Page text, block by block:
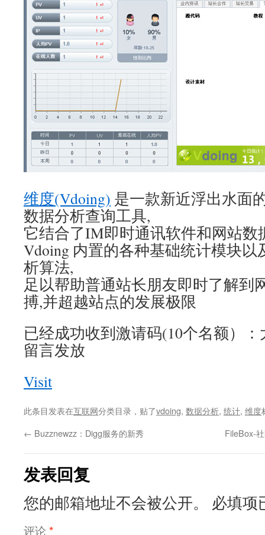
维度(Vdoing) 是一款新近浮出水面
数据分析查询工具,
它结合了IM即时通讯软件和网站数
Vdoing 内置的各种基础统计模块
析算法,
足以帮助普通站长朋友即时了解到
搏,并超越站点的发展极限
已经成功收到激请码(10个名额）
留言发放
Visit
此条目发表在互联网分类目录，贴了vdoing, 数据分析, 统计, 维度
← Buzznewzz：Digg服务的新秀 FileBox-
发表回复
您的邮箱地址不会被公开。 必填项
评论 *